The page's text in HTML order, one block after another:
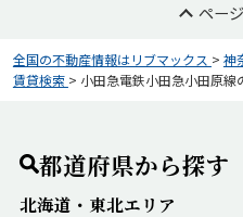
ペー
全国の不動産情報はリブマックス > 神
賃貸検索 > 小田急電鉄小田急小田原線
都道府県から探す
北海道・東北エリア